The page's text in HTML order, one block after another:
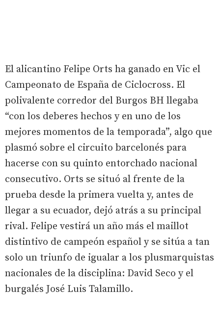
El alicantino Felipe Orts ha ganado en Vic el
Campeonato de España de Ciclocross. El
polivalente corredor del Burgos BH llegaba
“con los deberes hechos y en uno de los
mejores momentos de la temporada”, algo que
plasmó sobre el circuito barcelonés para
hacerse con su quinto entorchado nacional
consecutivo. Orts se situó al frente de la
prueba desde la primera vuelta y, antes de
llegar a su ecuador, dejó atrás a su principal
rival. Felipe vestirá un año más el maillot
distintivo de campeón español y se sitúa a tan
solo un triunfo de igualar a los plusmarquistas
nacionales de la disciplina: David Seco y el
burgalés José Luis Talamillo.